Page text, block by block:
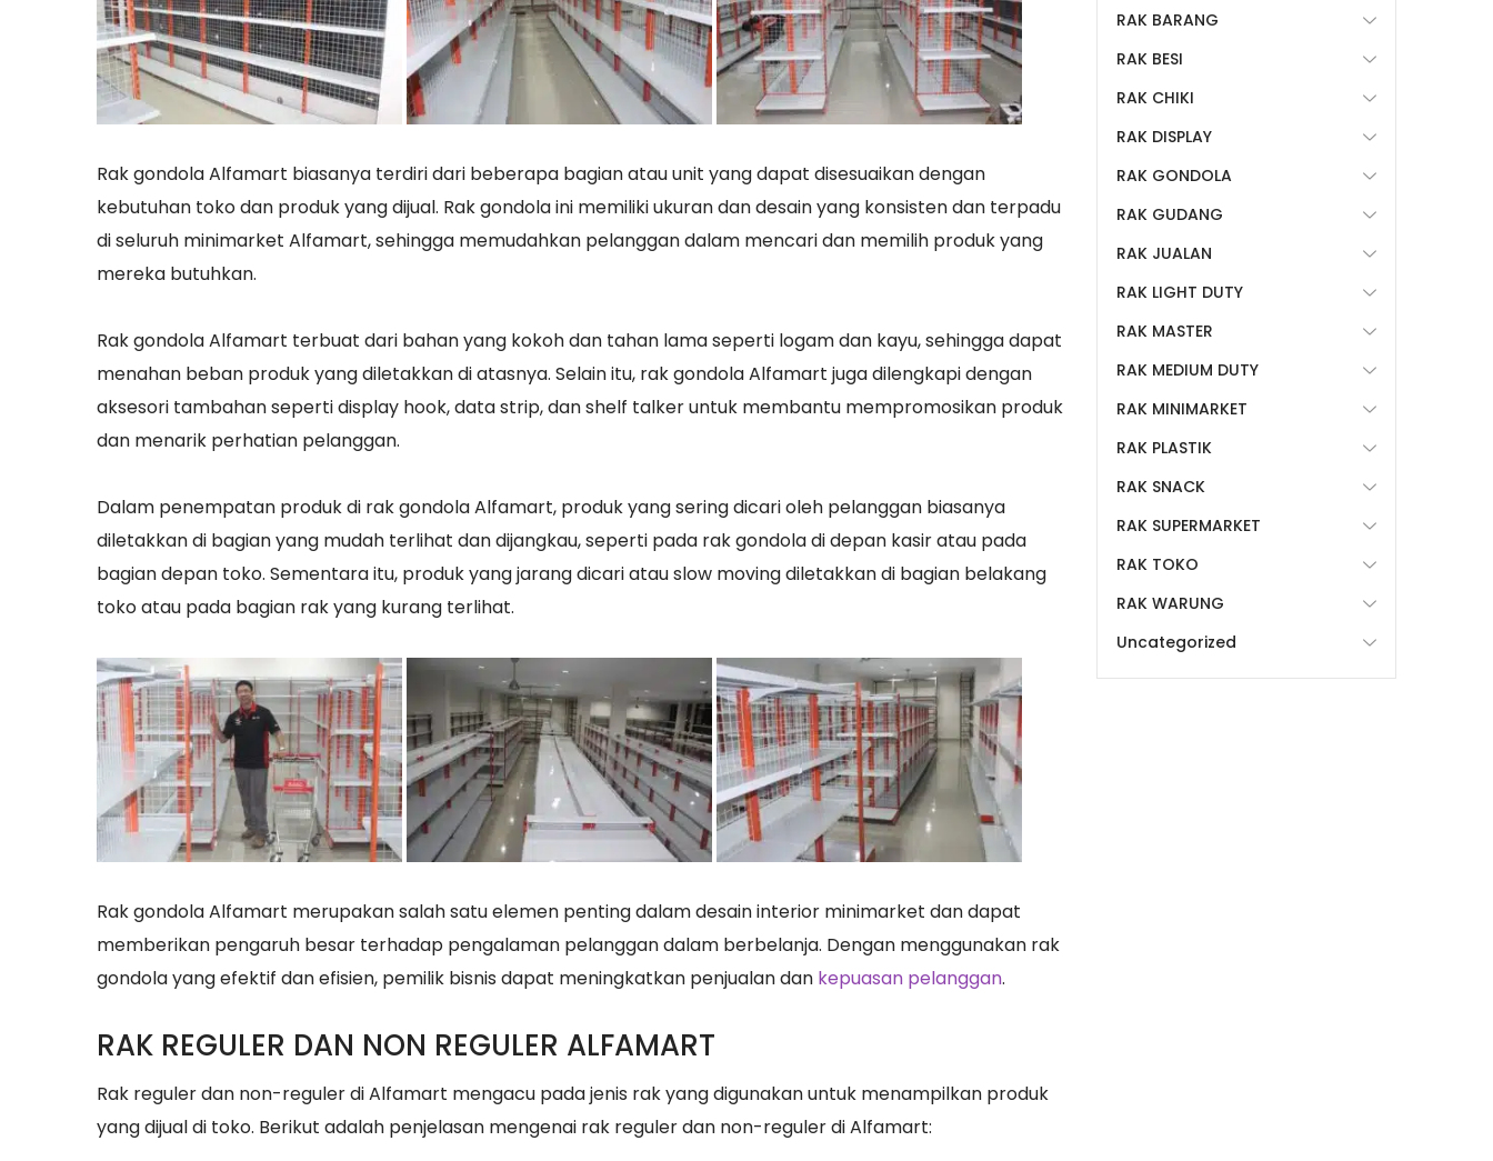
Rak gondola Alfamart biasanya terdiri dari beberapa bagian atau unit yang dapat disesuaikan dengan
kebutuhan toko dan produk yang dijual. Rak gondola ini memiliki ukuran dan desain yang konsisten dan terpadu
di seluruh minimarket Alfamart, sehingga memudahkan pelanggan dalam mencari dan memilih produk yang
mereka butuhkan.
Rak gondola Alfamart terbuat dari bahan yang kokoh dan tahan lama seperti logam dan kayu, sehingga dapat
menahan beban produk yang diletakkan di atasnya. Selain itu, rak gondola Alfamart juga dilengkapi dengan
aksesori tambahan seperti display hook, data strip, dan shelf talker untuk membantu mempromosikan produk
dan menarik perhatian pelanggan.
Dalam penempatan produk di rak gondola Alfamart, produk yang sering dicari oleh pelanggan biasanya
diletakkan di bagian yang mudah terlihat dan dijangkau, seperti pada rak gondola di depan kasir atau pada
bagian depan toko. Sementara itu, produk yang jarang dicari atau slow moving diletakkan di bagian belakang
toko atau pada bagian rak yang kurang terlihat.
Rak gondola Alfamart merupakan salah satu elemen penting dalam desain interior minimarket dan dapat
memberikan pengaruh besar terhadap pengalaman pelanggan dalam berbelanja. Dengan menggunakan rak
gondola yang efektif dan efisien, pemilik bisnis dapat meningkatkan penjualan dan kepuasan pelanggan.
RAK REGULER DAN NON REGULER ALFAMART
Rak reguler dan non-reguler di Alfamart mengacu pada jenis rak yang digunakan untuk menampilkan produk
yang dijual di toko. Berikut adalah penjelasan mengenai rak reguler dan non-reguler di Alfamart:
RAK BARANG
RAK BESI
RAK CHIKI
RAK DISPLAY
RAK GONDOLA
RAK GUDANG
RAK JUALAN
RAK LIGHT DUTY
RAK MASTER
RAK MEDIUM DUTY
RAK MINIMARKET
RAK PLASTIK
RAK SNACK
RAK SUPERMARKET
RAK TOKO
RAK WARUNG
Uncategorized